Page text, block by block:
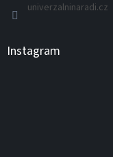
univerzalninaradi.cz
Instagram